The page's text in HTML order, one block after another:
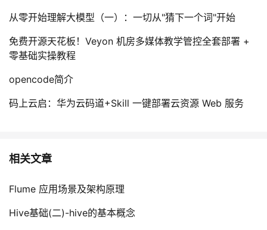
从零开始理解大模型（一）：一切从"猜下一个词"开始
免费开源天花板！Veyon 机房多媒体教学管控全套部署 +
零基础实操教程
opencode简介
码上云启：华为云码道+Skill 一键部署云资源 Web 服务
相关文章
Flume 应用场景及架构原理
Hive基础(二)-hive的基本概念